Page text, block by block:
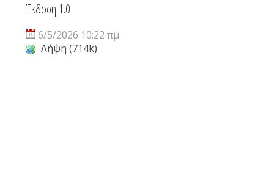
Έκδοση 1.0
6/5/2026 10:22 πμ
Λήψη (714k)